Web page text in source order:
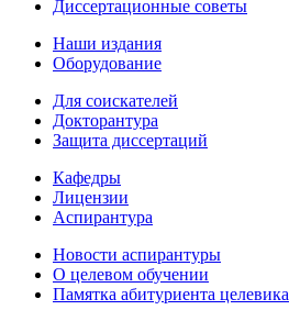
Диссертационные советы
Наши издания
Оборудование
Для соискателей
Докторантура
Защита диссертаций
Кафедры
Лицензии
Аспирантура
Новости аспирантуры
О целевом обучении
Памятка абитуриента целевика